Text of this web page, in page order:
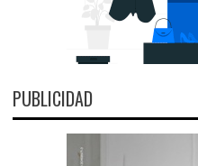
PUBLICIDAD